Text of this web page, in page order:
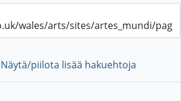
Näytä/piilota lisää hakuehtoja